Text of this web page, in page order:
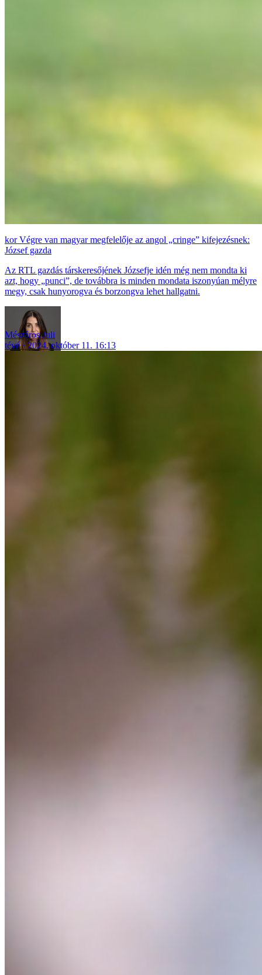
Végre van magyar megfelelője az angol „cringe” kifejezésnek:
József gazda
Az RTL gazdás társkeresőjének Józsefje idén még nem mondta ki
azt, hogy „punci”, de továbbra is minden mondata iszonyúan mélyre
megy, csak hunyorogva és borzongva lehet hallgatni.
Mészáros Juli
tévé
2024. október 11. 16:13